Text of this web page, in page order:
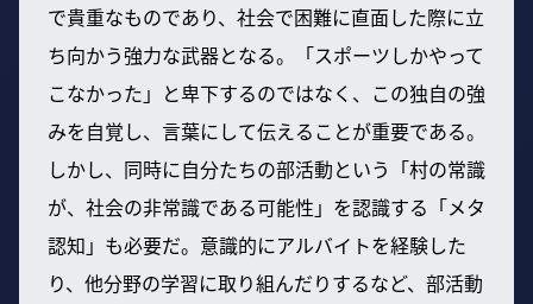
で貴重なものであり、社会で困難に直面した際に立
ち向かう強力な武器となる。「スポーツしかやって
こなかった」と卑下するのではなく、この独自の強
みを自覚し、言葉にして伝えることが重要である。
しかし、同時に自分たちの部活動という「村の常識
が、社会の非常識である可能性」を認識する「メタ
認知」も必要だ。意識的にアルバイトを経験した
り、他分野の学習に取り組んだりするなど、部活動